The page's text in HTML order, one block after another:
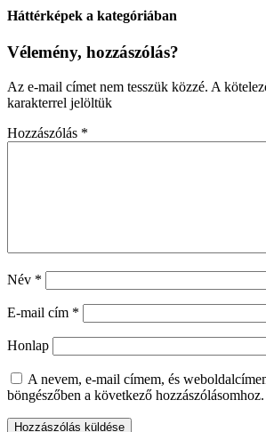
Háttérképek a kategóriában
Vélemény, hozzászólás?
Az e-mail címet nem tesszük közzé. A
karakterrel jelöltük
Hozzászólás *
Név *
E-mail cím *
Honlap
A nevem, e-mail címem, és
böngészőben a következő hozzászólásomhoz.